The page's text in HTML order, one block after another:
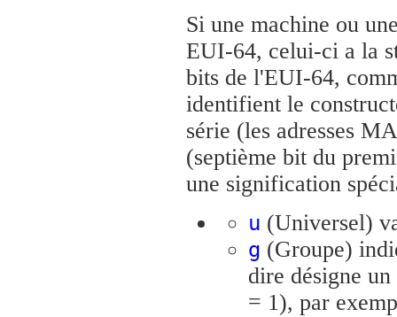
Si une machine ou
EUI-64, celui-ci a la
bits de l'EUI-64,
identifient le
série (les adresses
(septième bit du
une signification
u (Universel)
g (Groupe)
dire désigne
= 1), par